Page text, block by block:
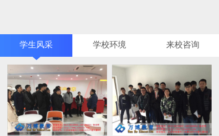
学生风采 学校环境 来校咨询